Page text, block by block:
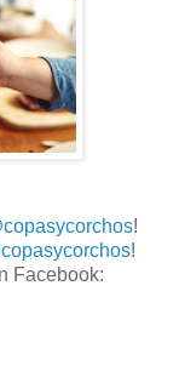
!
!
Facebook: